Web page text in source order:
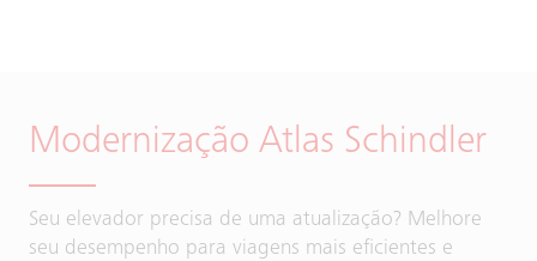
Modernização Atlas Schindler
Seu elevador precisa de uma atualização? Melhore
seu desempenho para viagens mais eficientes e